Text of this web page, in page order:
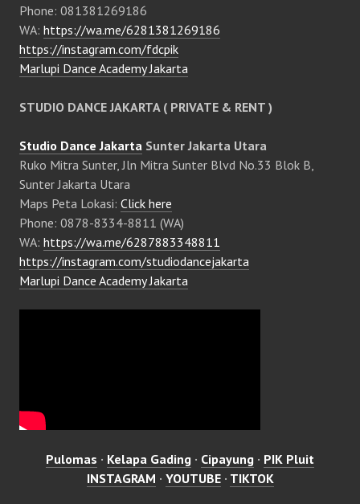
Phone: 081381269186
WA: https://wa.me/6281381269186
https://instagram.com/fdcpik
Marlupi Dance Academy Jakarta
STUDIO DANCE JAKARTA ( PRIVATE & RENT )
Studio Dance Jakarta Sunter Jakarta Utara
Ruko Mitra Sunter, Jln Mitra Sunter Blvd No.33 Blok B,
Sunter Jakarta Utara
Maps Peta Lokasi: Click here
Phone: 0878-8334-8811 (WA)
WA: https://wa.me/6287883348811
https://instagram.com/studiodancejakarta
Marlupi Dance Academy Jakarta
Pulomas · Kelapa Gading · Cipayung · PIK Pluit
INSTAGRAM · YOUTUBE· TIKTOK